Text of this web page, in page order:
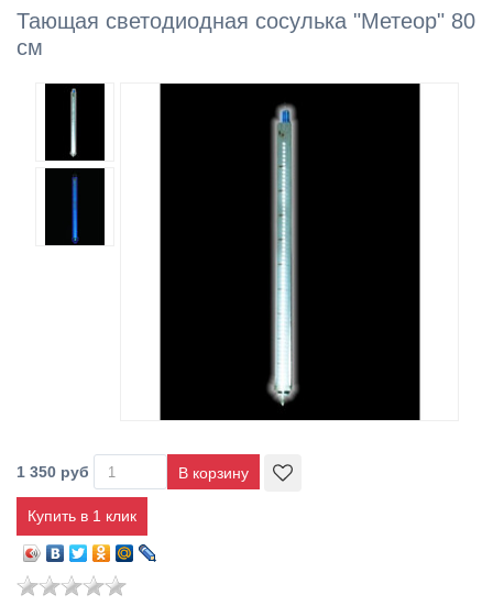
Тающая светодиодная сосулька "Метеор" 80
см
1 350 руб
Купить в 1 клик